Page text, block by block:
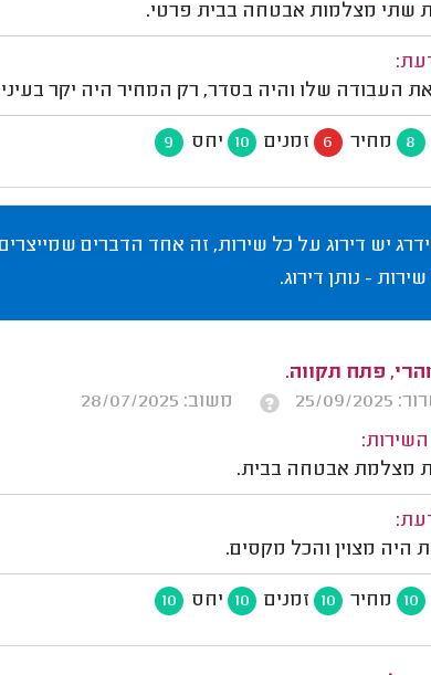
שתי מצלמות אבטחה בבית פרטי.
העבודה שלו והיה בסדר, רק המחיר היה יקר
8 מחיר 6 זמנים 10 יחס 9
יש דירוג על כל שירות, זה אחד הדברים
- נותן דירוג.
פתח תקווה.
09/2025
משוב: 28/07/2025
השירות:
מצלמת אבטחה בבית.
היה מצוין והכל מקסים.
10 מחיר 10 זמנים 10 יחס 10